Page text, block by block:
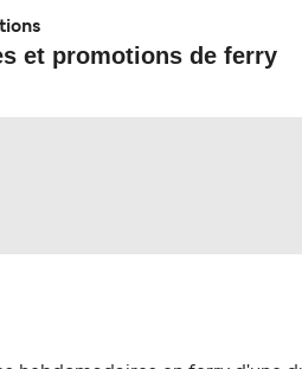
et promotions de ferry